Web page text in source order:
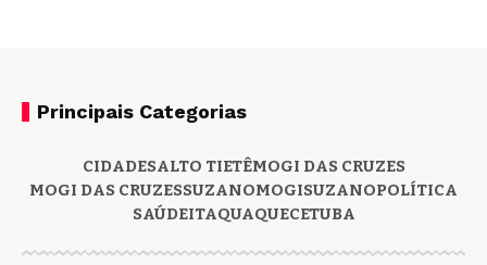
Principais Categorias
CIDADESALTO TIETÊMOGI DAS CRUZES
MOGI DAS CRUZESSUZANOMOGISUZANOPOLÍTICA
SAÚDEITAQUAQUECETUBA